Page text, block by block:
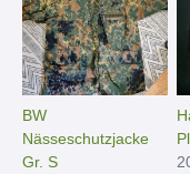
BW
Nässeschutzjacke
Gr. S